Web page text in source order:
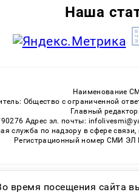
Наша
Наименование
Общество с ограниченной
Главный
Адрес эл. почты:
служба по надзору в сфере
Регистрационный номер СМИ
Возрастная
время посещения сайта